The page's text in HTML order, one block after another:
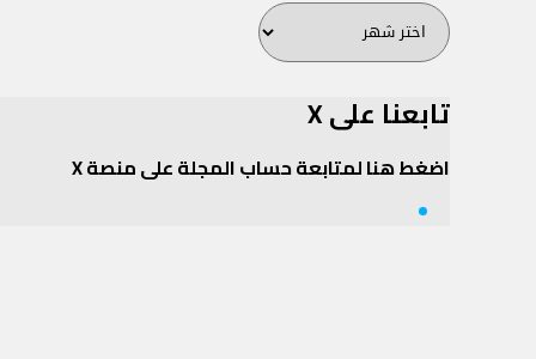
أرشيف
المجلة
تابعنا على X
اضغط هنا لمتابعة حساب المجلة على منصة X